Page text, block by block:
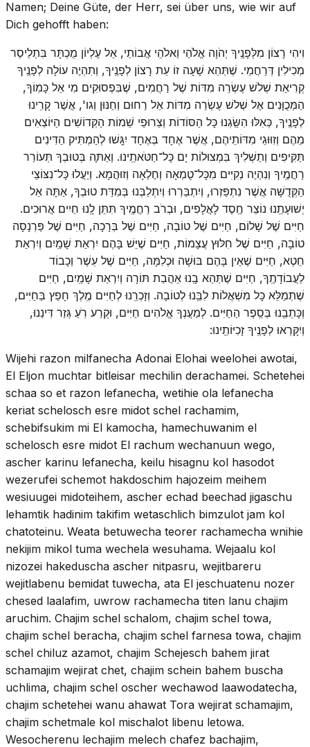
Namen; Deine Güte, der Herr, sei über uns, wie wir auf
Dich gehofft haben:
וִיהִי רָצוֹן מִלְּפָנֶֽיךָ יְהֹוָה אֱלֹהַי וֵאלֹהֵי אֲבוֹתַי, אֵל עֶלְיוֹן מֻכְתָּר בִּתְלֵיסַר
מְכִילִין דְּרַחֲמֵי. שֶׁתְּהֵא שָׁעָה זוֹ עֵת רָצוֹן לְפָנֶֽיךָ, וְתִהְיֶה עוֹלָה לְפָנֶֽיךָ
קְרִיאַת שְׁלשׁ עֶשְׂרֵה מִדּוֹת שֶׁל רַחֲמִים, שֶׁבִּפְסוּקִים מִי אֵל כָּמֽוֹךָ,
הַמְּכֻוָּנִים אֶל שְׁלשׁ עֶשְׂרֵה מִדּוֹת אֵל רַחוּם וְחַנּוּן וְגו', אֲשֶׁר קָרִֽינוּ
לְפָנֶֽיךָ, כְּאִלּוּ הִשַּֽׂגְנוּ כָּל הַסּוֹדוֹת וְצֵרוּפֵי שֵׁמוֹת הַקְּדוֹשִׁים הַיּוֹצְאִים
מֵהֶם וְזִוּוּגֵי מִדּוֹתֵיהֶם, אֲשֶׁר אֶחָד בְּאֶחָד יִגָּֽשׁוּ לְהַמְתִּיק הַדִּינִים
תַּקִּיפִים וְתַשְׁלִיךְ בִּמְצוּלוֹת יָם כָּל־חַטֹּאתֵֽינוּ. וְאַתָּה בְּטוּבְךָ תְּעוֹרֵר
רַחֲמֶֽיךָ וְנִהְיֶה נְקִיִּים מִכָּל־טֻמְאָה וְחֶלְאָה וְזוּהֲמָא. וְיַעֲלוּ כָּל־נִצּוֹצֵי
הַקְּדֻשָּׁה אֲשֶׁר נִתְפַּזְרוּ, וְיִתְבַּרְרוּ וְיִתְלַבְּנוּ בְּמִדַּת טוּבְךָ, אַתָּה אֵל
יְשׁוּעָתֵֽנוּ נוֹצֵר חֶֽסֶד לָאֲלָפִים, וּבְרֹב רַחֲמֶֽיךָ תִּתֵּן לָֽנוּ חַיִים אֲרוּכִים.
חַיִּים שֶׁל שָׁלוֹם, חַיִּים שֶׁל טוֹבָה, חַיִּים שֶׁל בְּרָכָה, חַיִּים שֶׁל פַּרְנָסָה
טוֹבָה, חַיִּים שֶׁל חִלּוּץ עֲצָמוֹת, חַיִּים שֶׁיֵּשׁ בָּהֶם יִרְאַת שָׁמַֽיִם וְיִרְאַת
חֵטְא, חַיִּים שֶׁאֵין בָּהֶם בּוּשָׁה וּכְלִמָּה, חַיִּים שֶׁל עֽשֶׁר וְכָבוֹד
לַעֲבוֹדָתֶֽךָ, חַיִּים שֶׁתְּהֵא בָֽנוּ אַהֲבַת תּוֹרָה וְיִרְאַת שָׁמַֽיִם, חַיִּים
שֶׁתְמַלֵּא כָּל מִשְׁאֲלוֹת לִבֵּֽנוּ לְטוֹבָה. וְזָכְרֵֽנוּ לְחַיִּים מֶֽלֶךְ חָפֵץ בַּחַיִּים,
וְכָּתְבֵֽנוּ בְּסֵֽפֶר הַחַיִּים. לְמַעֲנְךָ אֱלֹהִים חַיִּים, וּקְרַע רֹֽעַ גְּזַר דִּינֵנוּ,
וְיִקָּרְאוּ לְפָנֶֽיךָ זָכִיּוֹתֵֽינוּ:
Wijehi razon milfanecha Adonai Elohai weelohei awotai,
El Eljon muchtar bitleisar mechilin derachamei. Schetehei
schaa so et razon lefanecha, wetihie ola lefanecha
keriat schelosch esre midot schel rachamim,
schebifsukim mi El kamocha, hamechuwanim el
schelosch esre midot El rachum wechanuun wego,
ascher karinu lefanecha, keilu hisagnu kol hasodot
wezerufei schemot hakdoschim hajozeim meihem
wesiuugei midoteihem, ascher echad beechad jigaschu
lehamtik hadinim takifim wetaschlich bimzulot jam kol
chatoteinu. Weata betuwecha teorer rachamecha wnihie
nekijim mikol tuma wechela wesuhama. Wejaalu kol
nizozei hakeduscha ascher nitpasru, wejitbareru
wejitlabenu bemidat tuwecha, ata El jeschuatenu nozer
chesed laalafim, uwrow rachamecha titen lanu chajim
aruchim. Chajim schel schalom, chajim schel towa,
chajim schel beracha, chajim schel farnesa towa, chajim
schel chiluz azamot, chajim Schejesch bahem jirat
schamajim wejirat chet, chajim schein bahem buscha
uchlima, chajim schel oscher wechawod laawodatecha,
chajim schetehei wanu ahawat Tora wejirat schamajim,
chajim schetmale kol mischalot libenu letowa.
Wesocherenu lechajim melech chafez bachajim,